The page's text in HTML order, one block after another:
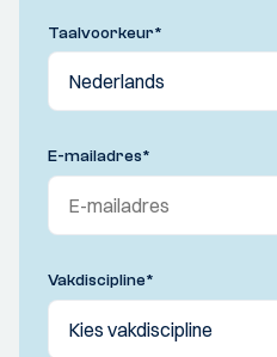
Taalvoorkeur*
E-mailadres*
Vakdiscipline*